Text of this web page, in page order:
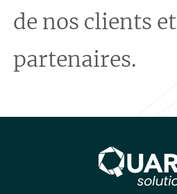
de nos clients et
partenaires.